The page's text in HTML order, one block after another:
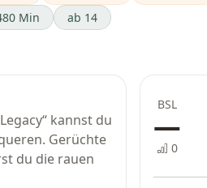
Min
ab 14
kannst du
Gerüchte
du die rauen
BSL
—
0